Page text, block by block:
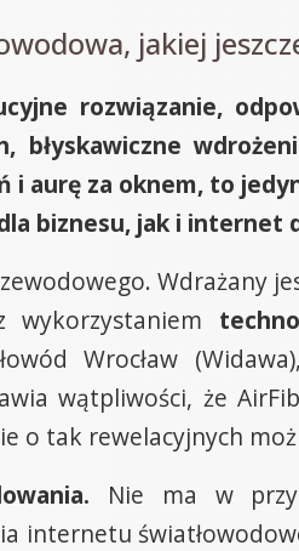
jakiej
rozwiązanie,
błyskawiczne
i aurę za oknem, to
biznesu, jak i internet
Wdrażany
Wrocław
wątpliwości, że
o tak rewelacyjnych
Nie ma w
internetu